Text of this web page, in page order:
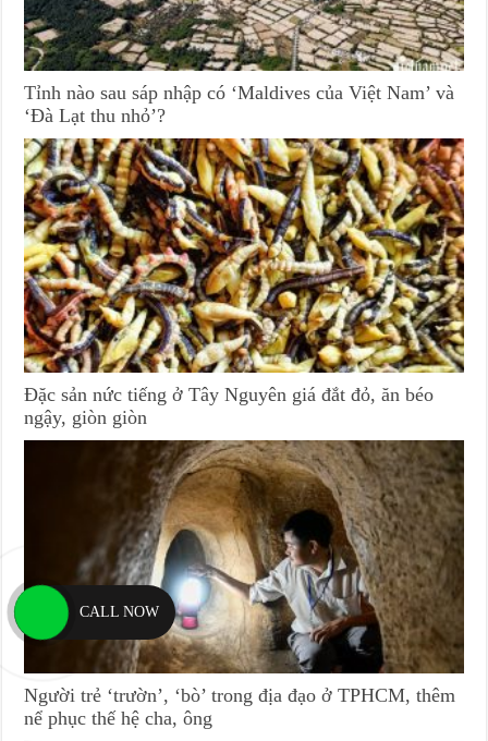
Tỉnh nào sau sáp nhập có ‘Maldives của Việt Nam’ và
‘Đà Lạt thu nhỏ’?
Đặc sản nức tiếng ở Tây Nguyên giá đắt đỏ, ăn béo
ngậy, giòn giòn
Người trẻ ‘trườn’, ‘bò’ trong địa đạo ở TPHCM, thêm
nể phục thế hệ cha, ông
CALL NOW